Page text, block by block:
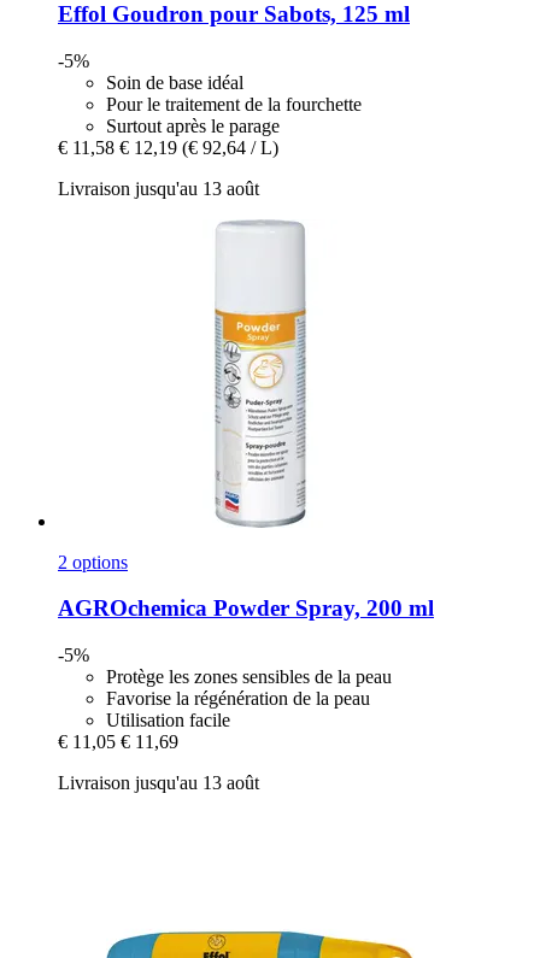
Effol Goudron pour Sabots, 125 ml
-5%
Soin de base idéal
Pour le traitement de la fourchette
Surtout après le parage
€ 11,58 € 12,19 (€ 92,64 / L)
Livraison jusqu'au 13 août
2 options
AGROchemica Powder Spray, 200 ml
-5%
Protège les zones sensibles de la peau
Favorise la régénération de la peau
Utilisation facile
€ 11,05 € 11,69
Livraison jusqu'au 13 août